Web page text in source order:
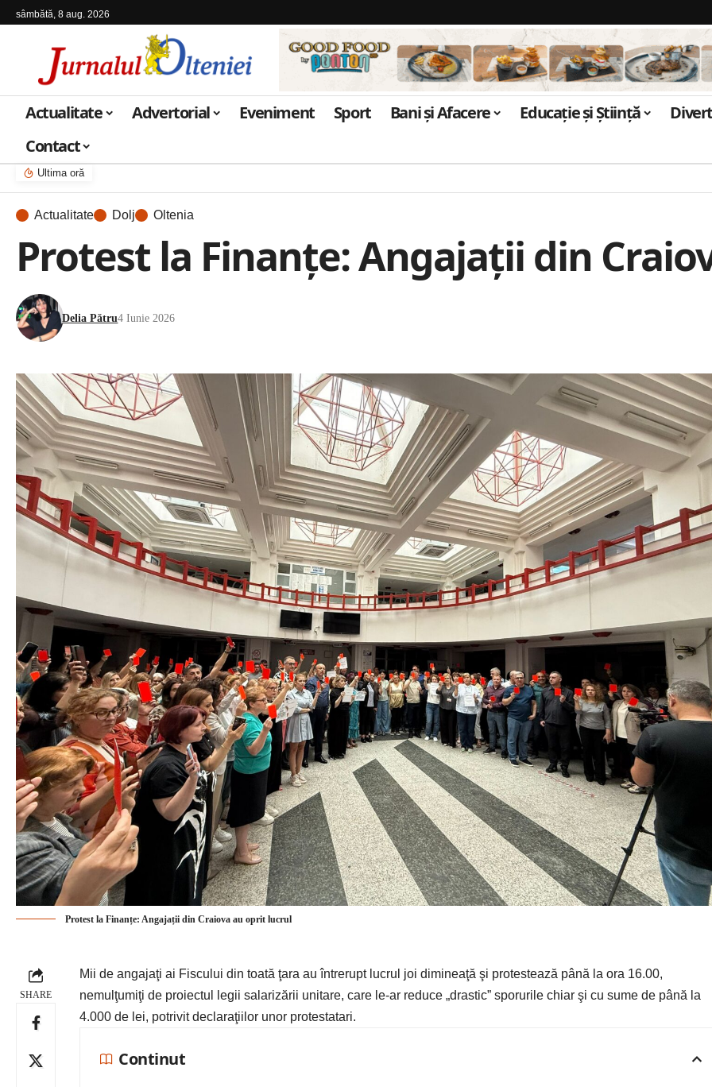
sâmbătă, 8 aug. 2026
Actualitate Advertorial Eveniment Sport Bani și Afacere Educație și Știință
Contact
Ultima oră
Actualitate Dolj Oltenia
Protest la Finanțe: Angajații din
Delia Pătru4 Iunie 2026
Protest la Finanțe: Angajații din Craiova au oprit lucrul
SHARE
Mii de angajaţi ai Fiscului din toată ţara au întrerupt lucrul joi dimineaţă şi protestează până la ora 16.00,
nemulţumiţi de proiectul legii salarizării unitare, care le-ar reduce „drastic” sporurile chiar şi cu sume de până la
4.000 de lei, potrivit declaraţiilor unor protestatari.
Continut